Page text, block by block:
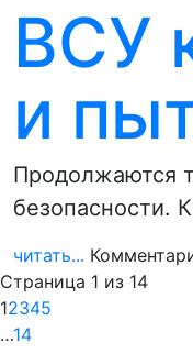
ВСУ
и
Продолжаются
безопасности.
читать...
Страница 1 из 14
12345
…14